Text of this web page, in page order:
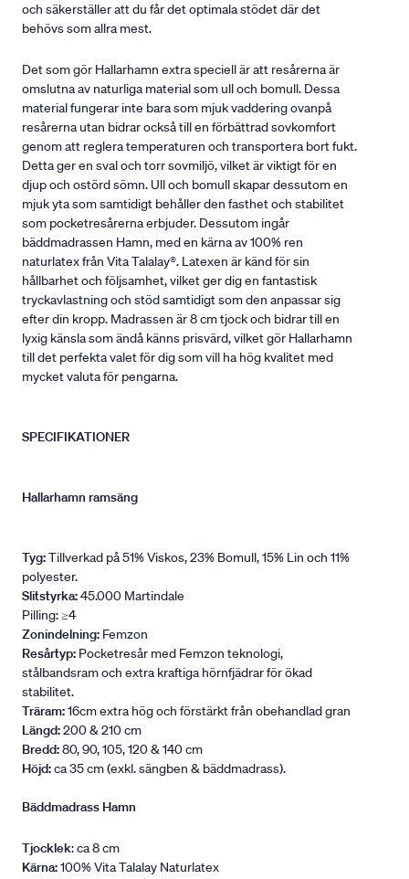
och säkerställer att du får det optimala stödet där det
behövs som allra mest.
Det som gör Hallarhamn extra speciell är att resårerna är
omslutna av naturliga material som ull och bomull. Dessa
material fungerar inte bara som mjuk vaddering ovanpå
resårerna utan bidrar också till en förbättrad sovkomfort
genom att reglera temperaturen och transportera bort fukt.
Detta ger en sval och torr sovmiljö, vilket är viktigt för en
djup och ostörd sömn. Ull och bomull skapar dessutom en
mjuk yta som samtidigt behåller den fasthet och stabilitet
som pocketresårerna erbjuder. Dessutom ingår
bäddmadrassen Hamn, med en kärna av 100% ren
naturlatex från Vita Talalay®. Latexen är känd för sin
hållbarhet och följsamhet, vilket ger dig en fantastisk
tryckavlastning och stöd samtidigt som den anpassar sig
efter din kropp. Madrassen är 8 cm tjock och bidrar till en
lyxig känsla som ändå känns prisvärd, vilket gör Hallarhamn
till det perfekta valet för dig som vill ha hög kvalitet med
mycket valuta för pengarna.
SPECIFIKATIONER
Hallarhamn ramsäng
Tyg:Tillverkad på 51% Viskos, 23% Bomull, 15% Lin och 11%
polyester.
Slitstyrka:45.000 Martindale
Pilling: ≥4
Zonindelning: Femzon
Resårtyp: Pocketresår med Femzon teknologi,
stålbandsram och extra kraftiga hörnfjädrar för ökad
stabilitet.
Träram:16cm extra hög och förstärkt från obehandlad gran
Längd:200 & 210 cm
Bredd:80, 90, 105, 120 & 140 cm
Höjd:ca 35 cm (exkl. sängben & bäddmadrass).
Bäddmadrass Hamn
Tjocklek: ca 8 cm
Kärna:100% Vita Talalay Naturlatex